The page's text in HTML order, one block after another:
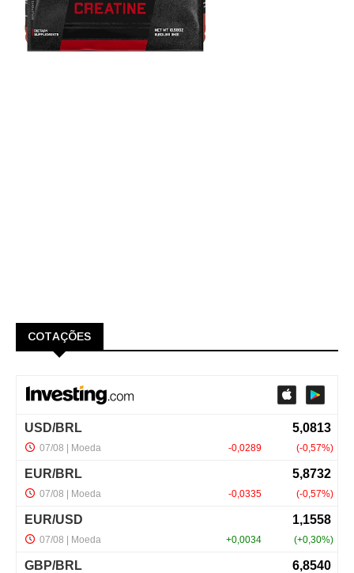
COTAÇÕES